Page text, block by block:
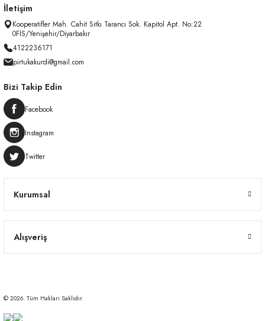
İletişim
Kooperatifler Mah. Cahit Sıtkı Tarancı Sok. Kapitol Apt. No:22
0FİS/Yenişehir/Diyarbakır
4122236171
pirtukakurdi@gmail.com
Kurumsal
Alışveriş
Bizi Takip Edin
Facebook
Instagram
Twitter
© 2026. Tüm Hakları Saklıdır.